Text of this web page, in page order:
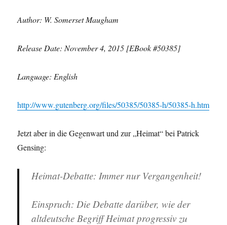
Author: W. Somerset Maugham
Release Date: November 4, 2015 [EBook #50385]
Language: English
http://www.gutenberg.org/files/50385/50385-h/50385-h.htm
Jetzt aber in die Gegenwart und zur „Heimat“ bei Patrick
Gensing:
Heimat-Debatte: Immer nur Vergangenheit!
Einspruch: Die Debatte darüber, wie der
altdeutsche Begriff Heimat progressiv zu